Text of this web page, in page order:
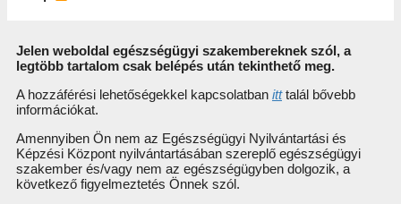
Jelen weboldal egészségügyi szakembereknek szól, a
legtöbb tartalom csak belépés után tekinthető meg.
A hozzáférési lehetőségekkel kapcsolatban itttalál bővebb
információkat.
Amennyiben Ön nem az Egészségügyi Nyilvántartási és
Képzési Központ nyilvántartásában szereplő egészségügyi
szakember és/vagy nem az egészségügyben dolgozik, a
következő figyelmeztetés Önnek szól.